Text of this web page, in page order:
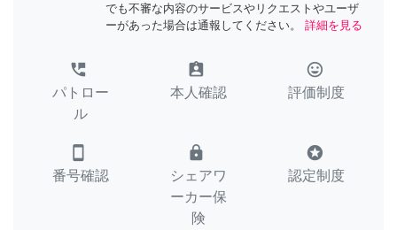
でも不審な内容のサービスやリクエストやユーザ
ーがあった場合は通報してください。
詳細を見る
perm_phone_msg
パトロー
ル
assignment_ind
本人確認
tag_faces
評価制度
smartphone
番号確認
lock
シェアワ
ーカー保
険
stars
認定制度